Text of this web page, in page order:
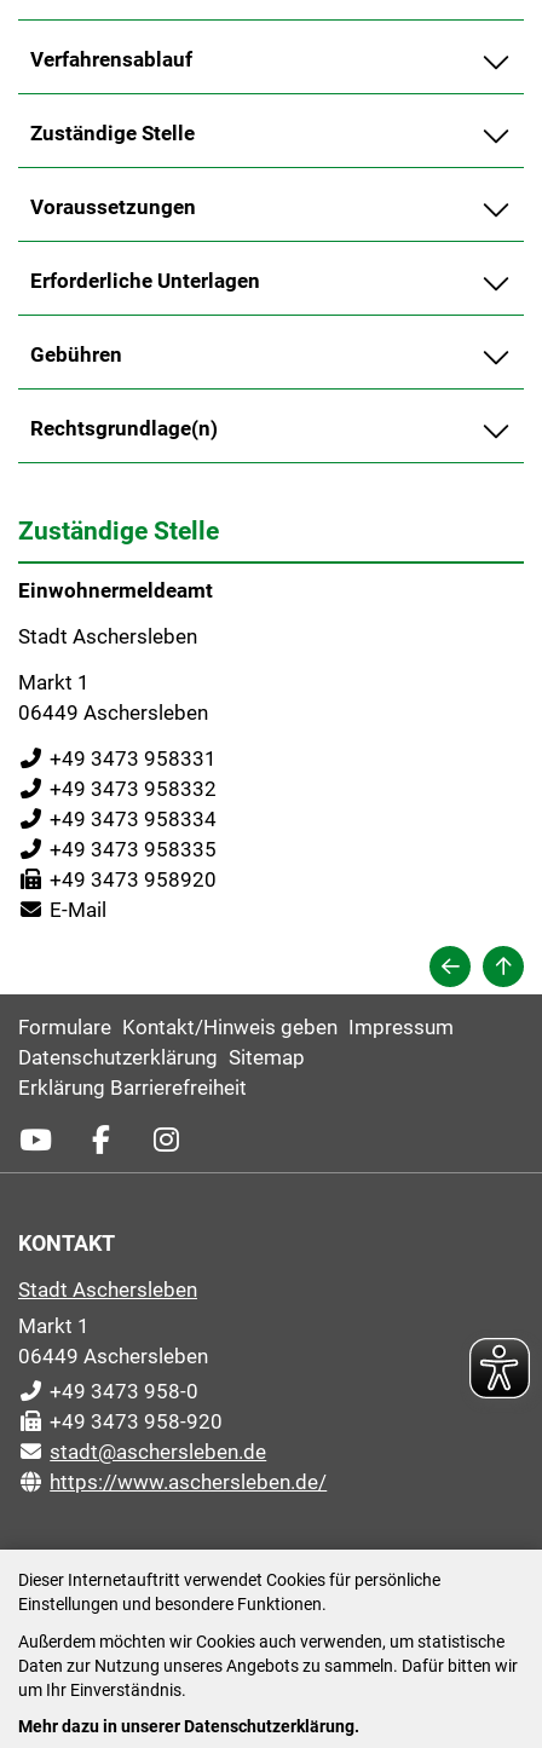
Dieser Internetauftritt verwendet Cookies für persönliche
Einstellungen und besondere Funktionen.
Außerdem möchten wir Cookies auch verwenden, um statistische
Daten zur Nutzung unseres Angebots zu sammeln. Dafür bitten wir
um Ihr Einverständnis.
Mehr dazu in unserer Datenschutzerklärung.
Verfahrensablauf
Zuständige Stelle
Voraussetzungen
Erforderliche Unterlagen
Gebühren
Rechtsgrundlage(n)
Zuständige Stelle
Einwohnermeldeamt
Stadt Aschersleben
Markt 1
06449 Aschersleben
+49 3473 958331
+49 3473 958332
+49 3473 958334
+49 3473 958335
+49 3473 958920
E-Mail
Formulare Kontakt/Hinweis geben Impressum
Datenschutzerklärung Sitemap
Erklärung Barrierefreiheit
KONTAKT
Stadt Aschersleben
Markt 1
06449 Aschersleben
+49 3473 958-0
+49 3473 958-920
stadt@aschersleben.de
https://www.aschersleben.de/
Montag: 09:00-12:00 /14:00-15:00 Uhr
Dienstag: 09:00-12:00 /14:00-16:00 Uhr
Mittwoch: 09:00 - 12:00 Uhr (nach vorheriger